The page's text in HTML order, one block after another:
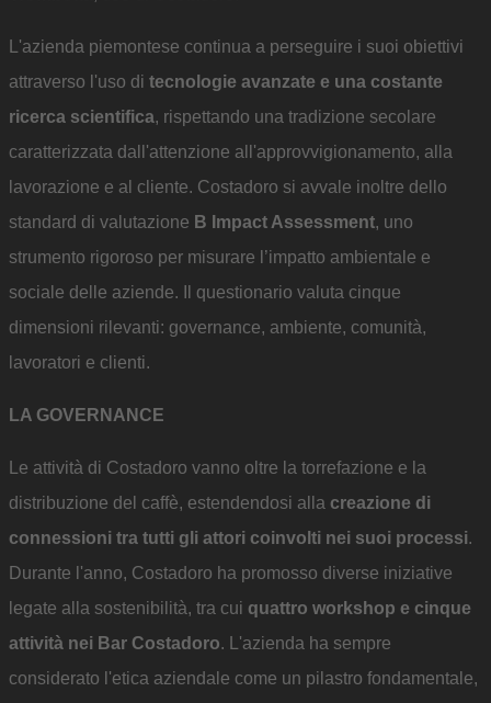
L'azienda piemontese continua a perseguire i suoi obiettivi
attraverso l'uso di tecnologie avanzate e una costante
ricerca scientifica, rispettando una tradizione secolare
caratterizzata dall'attenzione all'approvvigionamento, alla
lavorazione e al cliente. Costadoro si avvale inoltre dello
standard di valutazione B Impact Assessment, uno
strumento rigoroso per misurare l’impatto ambientale e
sociale delle aziende. Il questionario valuta cinque
dimensioni rilevanti: governance, ambiente, comunità,
lavoratori e clienti.
LA GOVERNANCE
Le attività di Costadoro vanno oltre la torrefazione e la
distribuzione del caffè, estendendosi alla creazione di
connessioni tra tutti gli attori coinvolti nei suoi processi.
Durante l'anno, Costadoro ha promosso diverse iniziative
legate alla sostenibilità, tra cui quattro workshop e cinque
attività nei Bar Costadoro. L'azienda ha sempre
considerato l'etica aziendale come un pilastro fondamentale,